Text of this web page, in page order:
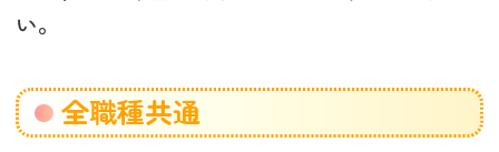
い。
全職種共通